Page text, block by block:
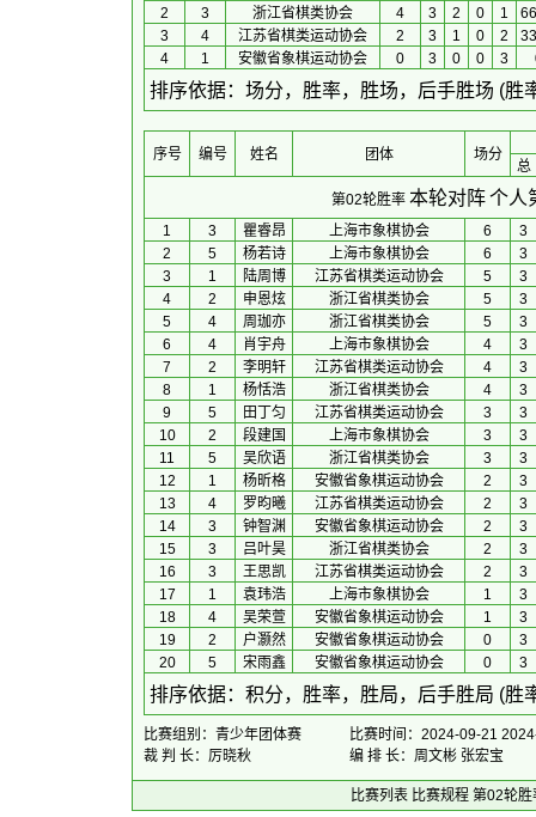
2
3 浙江省棋类协会 4 3 2 0 1
3
4 江苏省棋类运动协会 2 3 1 0 2
4
1 安徽省象棋运动协会 0 3 0 0 3
排序依据：场分，胜率，胜场，后手胜场 (胜
序号 编号 姓名 团体 场分
总
第02轮胜率 本轮对阵个人
1 3 瞿睿昂 上海市象棋协会 6
3
2
5 杨若诗 上海市象棋协会 6
3
3
1 陆周博 江苏省棋类运动协会 5
3
4
2 申恩炫 浙江省棋类协会 5
3
5
4 周珈亦 浙江省棋类协会 5
3
6
4 肖宇舟 上海市象棋协会 4
3
7
2 李明轩 江苏省棋类运动协会 4
3
8
1 杨恬浩 浙江省棋类协会 4
3
9
5 田丁匀 江苏省棋类运动协会 3
3
10
2 段建国 上海市象棋协会 3
3
11
5 吴欣语 浙江省棋类协会 3
3
12
1 杨昕格 安徽省象棋运动协会 2
3
13
4 罗昀曦 江苏省棋类运动协会 2
3
14
3 钟智渊 安徽省象棋运动协会 2
3
15
3 吕叶昊 浙江省棋类协会 2
3
16
3 王思凯 江苏省棋类运动协会 2
3
17
1 袁玮浩 上海市象棋协会 1
3
18
4 吴荣萱 安徽省象棋运动协会 1
3
19
2 户灏然 安徽省象棋运动协会 0
3
20
5 宋雨鑫 安徽省象棋运动协会 0 3
排序依据：积分，胜率，胜局，后手胜局 (胜
比赛组别：青少年团体赛
比赛时间：2024-09-21
裁 判 长：厉晓秋
编 排 长：周文彬 张宏宝
比赛列表 比赛规程 第02轮胜